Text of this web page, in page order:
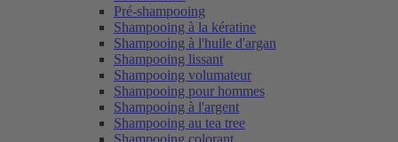
Pré-shampooing
Shampooing à la kératine
Shampooing à l'huile d'argan
Shampooing lissant
Shampooing volumateur
Shampooing pour hommes
Shampooing à l'argent
Shampooing au tea tree
Shampooing colorant